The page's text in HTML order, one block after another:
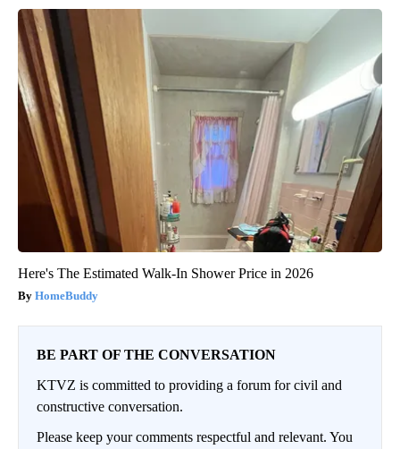
Here's The Estimated Walk-In Shower Price in 2026
HomeBuddy
BE PART OF THE CONVERSATION
KTVZ is committed to providing a forum for civil and
constructive conversation.
Please keep your comments respectful and relevant. You